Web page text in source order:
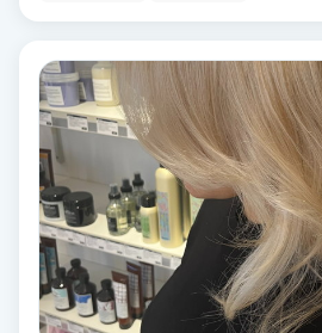
Optiker
Ortobionomi
Ortopedi
Osteopati